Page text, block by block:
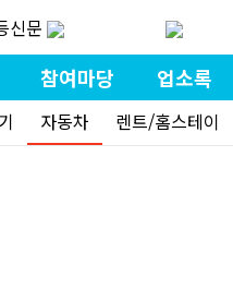
신문
참여마당 업소록
자동차 렌트/홈스테이